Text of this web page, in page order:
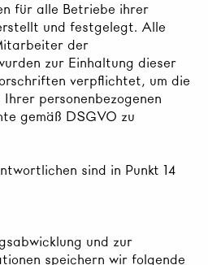
für alle Betriebe ihrer
und festgelegt. Alle
der
zur Einhaltung dieser
verpflichtet, um die
personenbezogenen
gemäß DSGVO zu
sind in Punkt 14
und zur
speichern wir folgende